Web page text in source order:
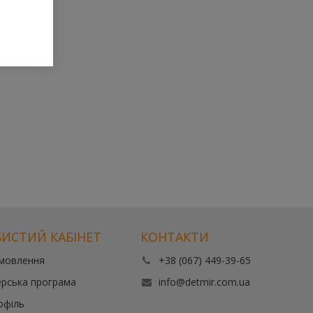
КАБІНЕТ
програма
КОНТАКТИ
+38 (067) 449-39-65
info@detmir.com.ua